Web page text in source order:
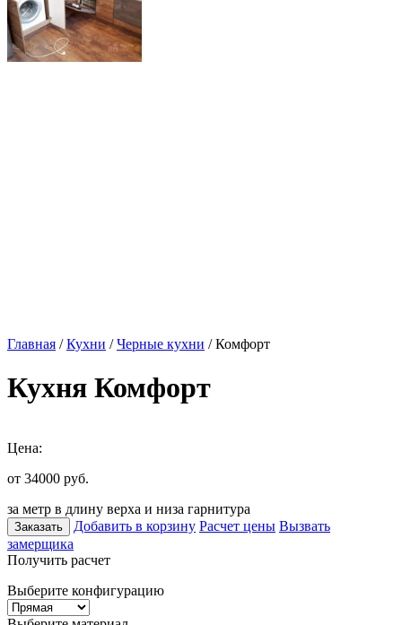
Главная /Кухни /Черные кухни / Комфорт
Кухня Комфорт
Цена:
от 34000 руб.
за метр в длину верха и низа гарнитура
Заказать Добавить в корзину Расчет цены Вызвать
замерщика
Получить расчет
Выберите конфигурацию